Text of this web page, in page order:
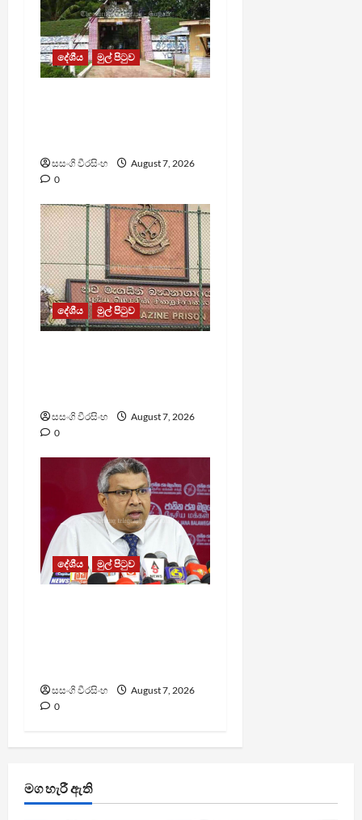
දේශීය මුල් පිටුව
සසංගි වීරසිංහ
August 7, 2026
0
දේශීය මුල් පිටුව
සසංගි වීරසිංහ
August 7, 2026
0
දේශීය මුල් පිටුව
සසංගි වීරසිංහ
August 7, 2026
0
මග හැරී ඇති